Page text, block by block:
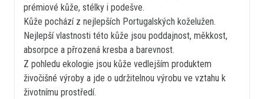
prémiové kůže, stélky i podešve.
Kůže pochází z nejlepších Portugalských koželužen.
Nejlepší vlastnosti této kůže jsou poddajnost, měkkost,
absorpce a přrozená kresba a barevnost.
Z pohledu ekologie jsou kůže vedlejším produktem
živočišné výroby a jde o udržitelnou výrobu ve vztahu k
životnímu prostředí.